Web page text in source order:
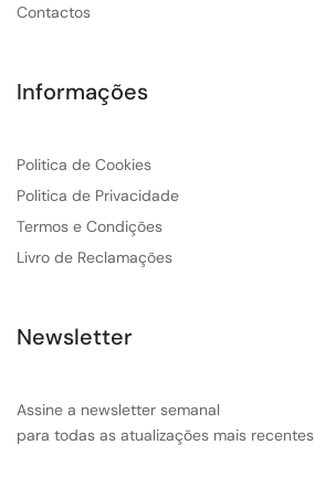
Contactos
Informações
Politica de Cookies
Politica de Privacidade
Termos e Condições
Livro de Reclamações
Newsletter
Assine a newsletter semanal
para todas as atualizações mais recentes